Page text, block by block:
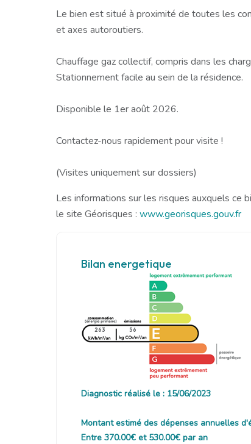
Le bien est situé à proximité de toutes les
et axes autoroutiers.
Chauffage gaz collectif, compris dans les
Stationnement facile au sein de la résidence.
Disponible le 1er août 2026.
Contactez-nous rapidement pour visite !
(Visites uniquement sur dossiers)
Les informations sur les risques auxquels ce
le site Géorisques : www.georisques.gouv.fr
Bilan energetique
263 56
Diagnostic réalisé le : 15/06/2023
Montant estimé des dépenses annuelles
Entre 370.00€ et 530.00€ par an